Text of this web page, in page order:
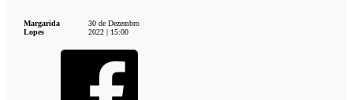
Margarida
Lopes
30 de Dezembro
2022 | 15:00